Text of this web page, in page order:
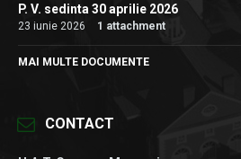
P. V. sedinta 30 aprilie 2026
23 iunie 2026 1 attachment
MAI MULTE DOCUMENTE
CONTACT